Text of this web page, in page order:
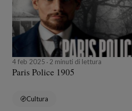
4 feb 2025 2 minuti di lettura
Paris Police 1905
Cultura